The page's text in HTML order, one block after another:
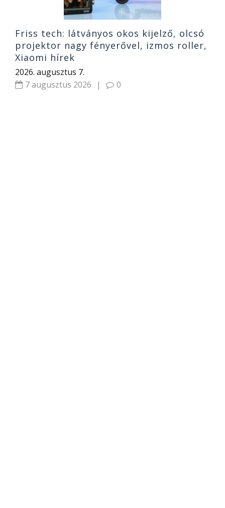
Friss tech: látványos okos kijelző, olcsó
projektor nagy fényerővel, izmos roller,
Xiaomi hírek
2026. augusztus 7.
7 augusztus 2026
| 0